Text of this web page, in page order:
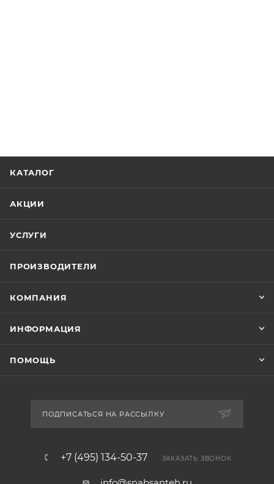
КАТАЛОГ
АКЦИИ
УСЛУГИ
ПРОИЗВОДИТЕЛИ
КОМПАНИЯ
ИНФОРМАЦИЯ
ПОМОЩЬ
ПОДПИСАТЬСЯ НА РАССЫЛКУ
+7 (495) 134-50-37 ЗАКАЗАТЬ ЗВОНОК